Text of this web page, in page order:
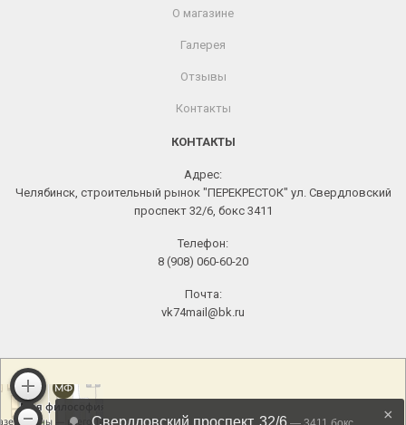
О магазине
Галерея
Отзывы
Контакты
КОНТАКТЫ
Адрес:
Челябинск, строительный рынок "ПЕРЕКРЕСТОК" ул. Свердловский
проспект 32/6, бокс 3411
Телефон:
8 (908) 060-60-20
Почта:
vk74mail@bk.ru